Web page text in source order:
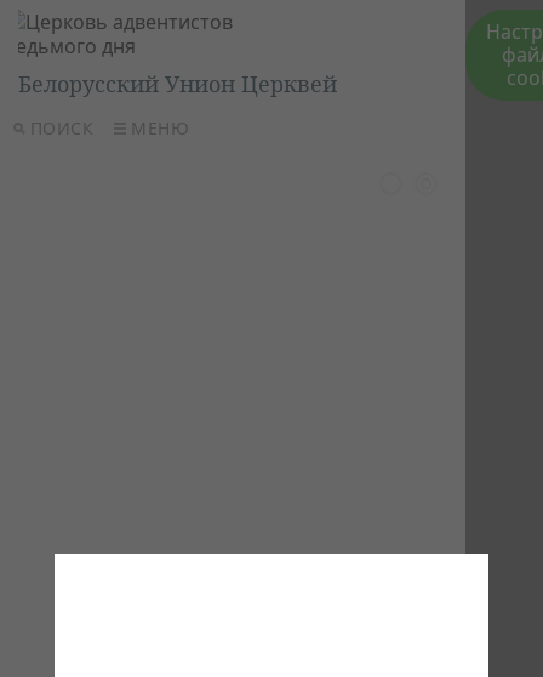
ПОИСК МЕНЮ
Белорусский Унион Церквей